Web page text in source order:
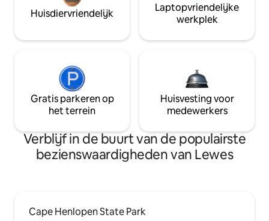
Huisdiervriendelijk
Laptopvriendelijke
werkplek
Gratis parkeren op
het terrein
Huisvesting voor
medewerkers
Verblijf in de buurt van de populairste
bezienswaardigheden van Lewes
Cape Henlopen State Park